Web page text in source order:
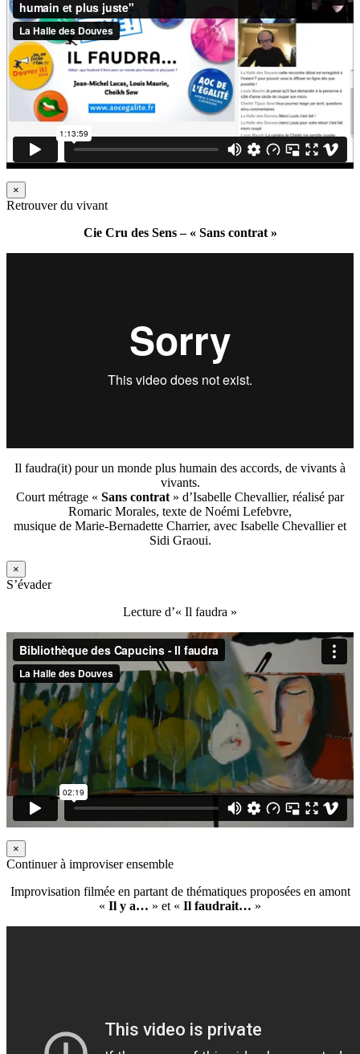
×
Retrouver du vivant
Cie Cru des Sens – « Sans contrat »
Il faudra(it) pour un monde plus humain des accords, de vivants à
vivants.
Court métrage « Sans contrat » d’Isabelle Chevallier, réalisé par
Romaric Morales, texte de Noémi Lefebvre,
musique de Marie-Bernadette Charrier, avec Isabelle Chevallier et
Sidi Graoui.
×
S’évader
Lecture d’« Il faudra »
×
Continuer à improviser ensemble
Improvisation filmée en partant de thématiques proposées en amont
« Il y a… » et « Il faudrait… »